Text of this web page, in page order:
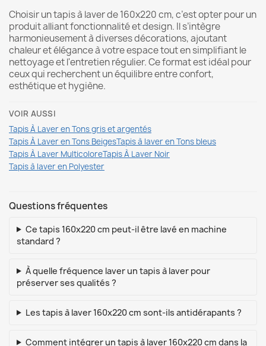
Choisir un tapis à laver de 160x220 cm, c’est opter pour un
produit alliant fonctionnalité et design. Il s’intègre
harmonieusement à diverses décorations, ajoutant
chaleur et élégance à votre espace tout en simplifiant le
nettoyage et l'entretien régulier. Ce format est idéal pour
ceux qui recherchent un équilibre entre confort,
esthétique et hygiène.
VOIR AUSSI
Tapis À Laver en Tons gris et argentés
Tapis À Laver en Tons BeigesTapis à laver en Tons bleus
Tapis À Laver MulticoloreTapis À Laver Noir
Tapis à laver en Polyester
Questions fréquentes
Ce tapis 160x220 cm peut-il être lavé en machine
standard ?
À quelle fréquence laver un tapis à laver pour
préserver ses qualités ?
Les tapis à laver 160x220 cm sont-ils antidérapants ?
Comment intégrer un tapis à laver 160x220 cm dans la